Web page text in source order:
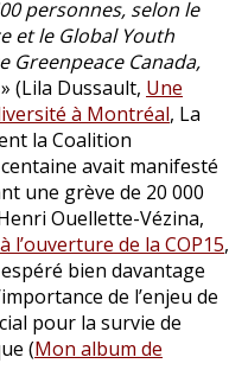
personnes, selon le
et le Global Youth
Greenpeace Canada,
(Lila Dussault, Une
à Montréal, La
la Coalition
avait manifesté
une grève de 20 000
Ouellette-Vézina,
l’ouverture de la COP15,
bien davantage
de l’enjeu de
pour la survie de
(Mon album de